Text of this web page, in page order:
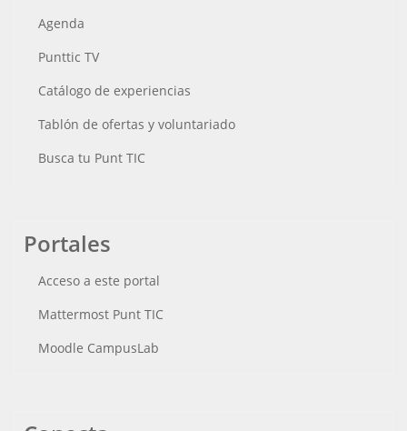
Agenda
Punttic TV
Catálogo de experiencias
Tablón de ofertas y voluntariado
Busca tu Punt TIC
Portales
Acceso a este portal
Mattermost Punt TIC
Moodle CampusLab